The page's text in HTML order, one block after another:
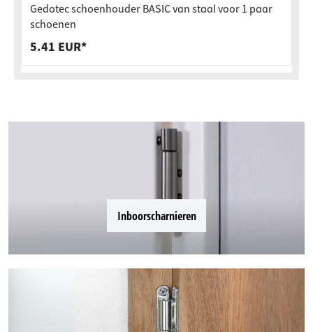
Gedotec schoenhouder BASIC van staal voor 1 paar
schoenen
5.41 EUR*
Inboorscharnieren